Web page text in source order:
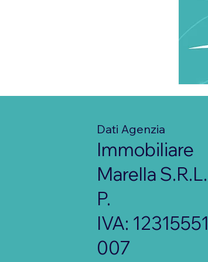
Dati Agenzia
Immobiliare
Marella S.R.L.
P.
IVA: 12315551
007